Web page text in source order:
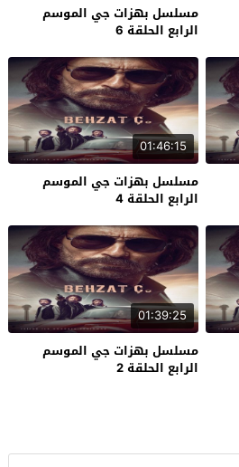
مسلسل بهزات جي الموسم
الرابع الحلقة 6
01:46:15
مسلسل بهزات جي الموسم
الرابع الحلقة 4
01:39:25
مسلسل بهزات جي الموسم
الرابع الحلقة 2